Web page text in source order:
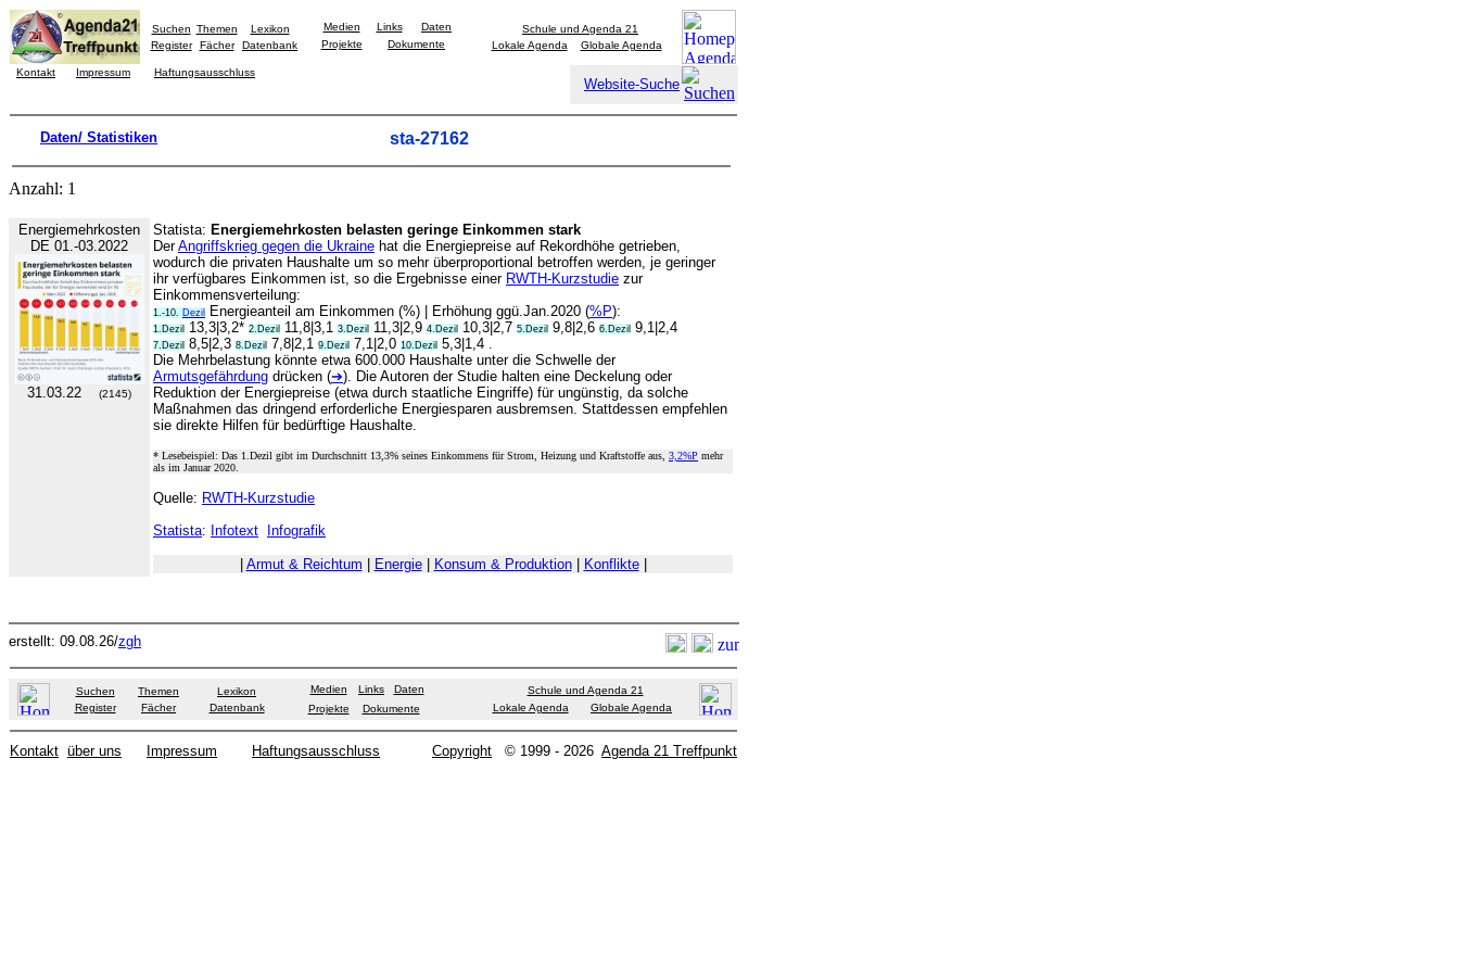
Suchen Themen
Lexikon
Register
Fächer Datenbank
Medien Links
Daten
Projekte
Dokumente
Schule und Agenda 21
Lokale Agenda
Globale Agenda
Kontakt Impressum Haftungsausschluss
Website-Suche
Daten/ Statistiken sta-27162
Anzahl: 1
Energiemehrkosten
DE 01.-03.2022
31.03.22 (2145)
Statista: Energiemehrkosten belasten geringe Einkommen stark
DerAngriffskrieg gegen die Ukraine hat die Energiepreise auf Rekordhöhe getrieben,
wodurch die privaten Haushalte um so mehr überproportional betroffen werden, je geringer
ihr verfügbares Einkommen ist, so die Ergebnisse einer RWTH-Kurzstudie zur
Einkommensverteilung:
1.-10. Dezil Energieanteil am Einkommen (%) | Erhöhung ggü.Jan.2020 (%P):
1.Dezil 13,3|3,2* 2.Dezil 11,8|3,1 3.Dezil 11,3|2,9 4.Dezil 10,3|2,7 5.Dezil 9,8|2,6 6.Dezil 9,1|2,4
7.Dezil 8,5|2,3 8.Dezil 7,8|2,1 9.Dezil 7,1|2,0 10.Dezil 5,3|1,4 .
Die Mehrbelastung könnte etwa 600.000 Haushalte unter die Schwelle der
Armutsgefährdung drücken (➔). Die Autoren der Studie halten eine Deckelung oder
Reduktion der Energiepreise (etwa durch staatliche Eingriffe) für ungünstig, da solche
Maßnahmen das dringend erforderliche Energiesparen ausbremsen. Stattdessen empfehlen
sie direkte Hilfen für bedürftige Haushalte.
* Lesebeispiel: Das 1.Dezil gibt im Durchschnitt 13,3% seines Einkommens für Strom, Heizung und Kraftstoffe aus, 3,2%P mehr
als im Januar 2020.
Quelle: RWTH-Kurzstudie
Statista: Infotext Infografik
Armut & Reichtum Energie| Konsum & Produktion| Konflikte|
erstellt: 09.08.26/zgh
Suchen Themen
Lexikon
Register
Fächer Datenbank
Medien Links
Daten
Projekte
Dokumente
Schule und Agenda 21
Lokale Agenda
Globale Agenda
Kontakt über uns Impressum Haftungsausschluss Copyright © 1999 - 2026 Agenda 21 Treffpunkt